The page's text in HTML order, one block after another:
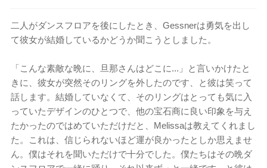
二人がダンスフロアを後にしたとき、Gessnerは勇気を出し
て彼女が結婚しているかどうか聞こうとしました。
「こんな素敵な晩に、旦那さんはどこに...」と言いかけたと
きに、彼女が突然そのリングを外したのです、と彼は笑って
話します。結婚していなくて、そのリングはとっても気に入
っていたデザインのひとつで、他の宝石商に良い印象を与え
たかったのではめていただけだと、Melissaは教えてくれまし
た。これは、信じられないほど運が良かったとしか思えませ
ん。僕はそれを聞いただけで十分でした。僕たちはその晩ダ